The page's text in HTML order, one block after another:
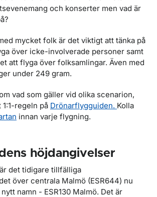
och konserter men vad är
mycket folk är det viktigt att tänka på
över icke-involverade personer samt
att flyga över folksamlingar. Även med
under 249 gram.
vad som gäller vid olika scenarion,
regeln på Drönarflygguiden. Kolla
innan varje flygning.
höjdangivelser
det tidigare tillfälliga
över centrala Malmö (ESR644) nu
namn - ESR130 Malmö. Det är